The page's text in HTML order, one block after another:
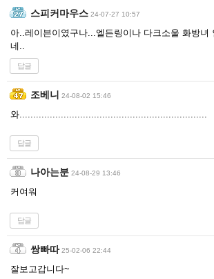
스피커마우스 24-07-27 10:57
아..레이븐이였구나...엘든링이나 다크소울 화방녀
네..
답글
조베니 24-08-02 15:46
와....................................................................
답글
나아는분 24-08-29 13:46
커여워
답글
쌍빠따 25-02-06 22:44
잘보고갑니다~